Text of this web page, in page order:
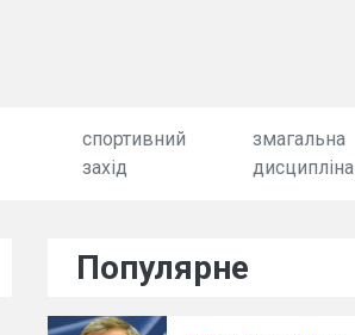
спортивний
захід
змагальна
дисципліна
Популярне